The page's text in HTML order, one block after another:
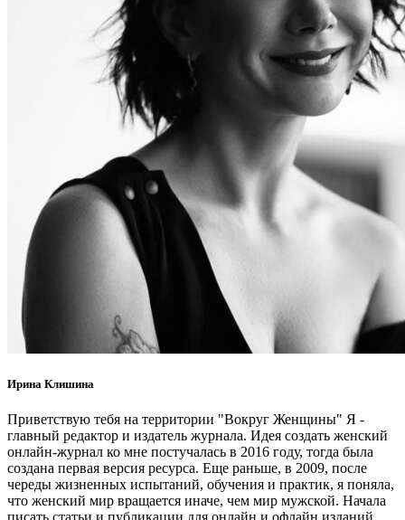
Ирина Клишина
Приветствую тебя на территории "Вокруг Женщины" Я -
главный редактор и издатель журнала. Идея создать женский
онлайн-журнал ко мне постучалась в 2016 году, тогда была
создана первая версия ресурса. Еще раньше, в 2009, после
череды жизненных испытаний, обучения и практик, я поняла,
что женский мир вращается иначе, чем мир мужской. Начала
писать статьи и публикации для онлайн и офлайн изданий.